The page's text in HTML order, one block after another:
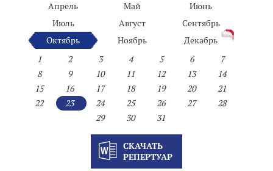
Апрель
Май
Июнь
Июль
Август
Сентябрь
Октябрь
Ноябрь
Декабрь
1
2 3 4 5 6
7
8
9 10 11 12 13
14
15
16 17 18 19 20
21
22
23 24 25 26 27
28
29
30 31
СКАЧАТЬ
РЕПЕРТУАР